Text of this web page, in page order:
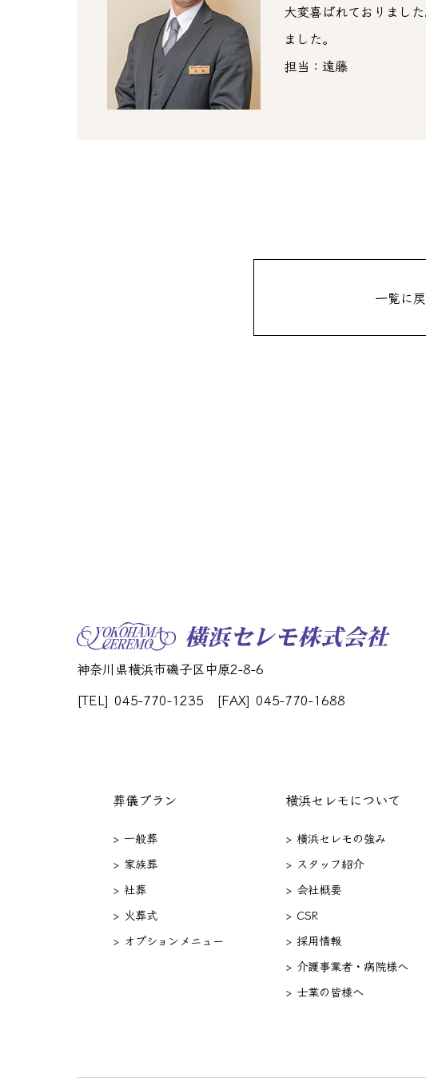
大変喜ばれておりまし
ました。
担当：遠藤
一覧に
神奈川県横浜市磯子区中原2-8-6
[TEL] 045-770-1235
[FAX] 045-770-1688
葬儀プラン
> 一般葬
> 家族葬
> 社葬
> 火葬式
> オプションメニュー
横浜セレモについて
> 横浜セレモの強み
> スタッフ紹介
> 会社概要
> CSR
> 採用情報
> 介護事業者・病院様へ
> 士業の皆様へ